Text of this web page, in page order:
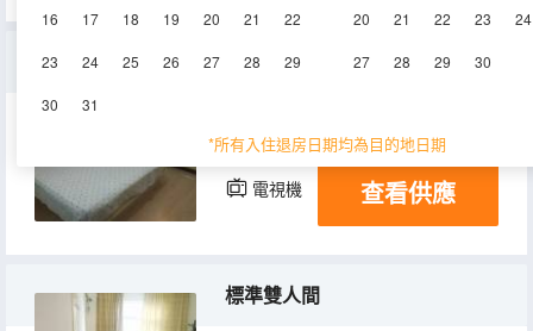
16 17 18 19 20 21 22
23 24 25 26 27 28 29
30 31
20 21 22 23 24
27 28 29 30
*所有入住退房日期均為目的地日期
普通大床房(公共衞浴)
10㎡ 2層 空調
電視機 查看供應
標準雙人間